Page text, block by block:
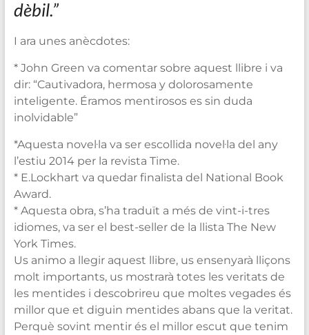
dèbil.”
I ara unes anècdotes:
* John Green va comentar sobre aquest llibre i va
dir: “Cautivadora, hermosa y dolorosamente
inteligente. Éramos mentirosos es sin duda
inolvidable”
*Aquesta novel·la va ser escollida novel·la del any
l’estiu 2014 per la revista Time.
* E.Lockhart va quedar finalista del National Book
Award.
* Aquesta obra, s’ha traduït a més de vint-i-tres
idiomes, va ser el best-seller de la llista The New
York Times.
Us animo a llegir aquest llibre, us ensenyarà lliçons
molt importants, us mostrarà totes les veritats de
les mentides i descobrireu que moltes vegades és
millor que et diguin mentides abans que la veritat.
Perquè sovint mentir és el millor escut que tenim